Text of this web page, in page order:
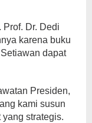
Dr. Dedi
karena buku
dapat
Presiden,
kami susun
yang strategis.